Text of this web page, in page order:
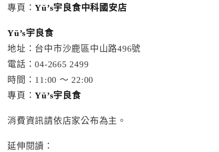
專頁：Yü’s宇良食中科國安店
Yü’s宇良食
地址：台中市沙鹿區中山路496號
電話：04-2665 2499
時間：11:00 ～ 22:00
專頁：Yü’s宇良食
消費資訊請依店家公布為主。
延伸閱讀：